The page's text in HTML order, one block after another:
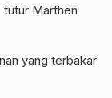
tutur Marthen
yang terbakar